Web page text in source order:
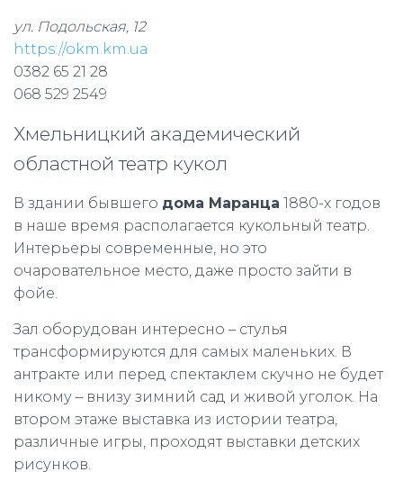
ул. Подольская, 12
https://okm.km.ua
0382 65 21 28
068 529 2549
Хмельницкий академический
областной театр кукол
В здании бывшего дома Маранца 1880-х годов
в наше время располагается кукольный театр.
Интерьеры современные, но это
очаровательное место, даже просто зайти в
фойе.
Зал оборудован интересно – стулья
трансформируются для самых маленьких. В
антракте или перед спектаклем скучно не будет
никому – внизу зимний сад и живой уголок. На
втором этаже выставка из истории театра,
различные игры, проходят выставки детских
рисунков.